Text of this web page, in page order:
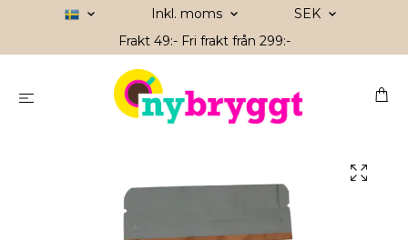
Inkl. moms
SEK
Frakt 49:- Fri frakt från 299:-